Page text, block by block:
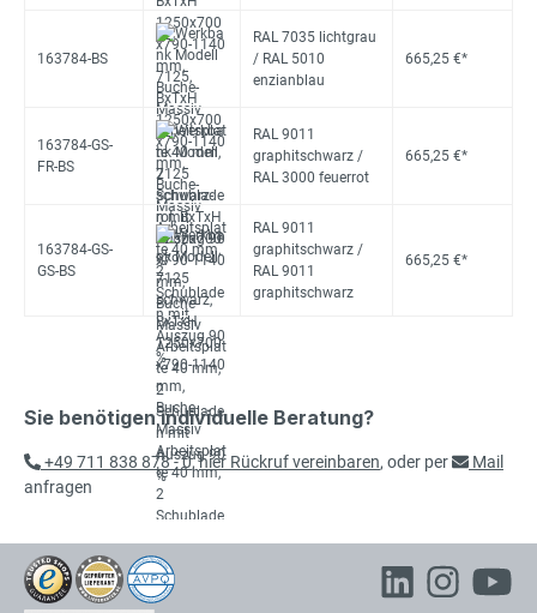
163784-BS
RAL 7035 lichtgrau
/ RAL 5010
enzianblau
665,25 €*
163784-GS-
FR-BS
RAL 9011
graphitschwarz /
RAL 3000 feuerrot
665,25 €*
163784-GS-
GS-BS
RAL 9011
graphitschwarz /
RAL 9011
graphitschwarz
665,25 €*
Sie benötigen individuelle Beratung?
+49 711 838 878 - 0,hier Rückruf vereinbaren, oder per
Mail
anfragen